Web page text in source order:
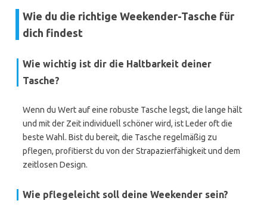
Wie du die richtige Weekender-Tasche für
dich findest
Wie wichtig ist dir die Haltbarkeit deiner
Tasche?
Wenn du Wert auf eine robuste Tasche legst, die lange hält
und mit der Zeit individuell schöner wird, ist Leder oft die
beste Wahl. Bist du bereit, die Tasche regelmäßig zu
pflegen, profitierst du von der Strapazierfähigkeit und dem
zeitlosen Design.
Wie pflegeleicht soll deine Weekender sein?